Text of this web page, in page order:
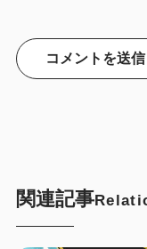
関連記事